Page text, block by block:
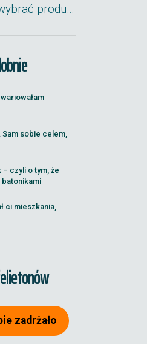
produ…
Sam sobie celem,
czyli o tym, że
batonikami
ci mieszkania,
zadrżało